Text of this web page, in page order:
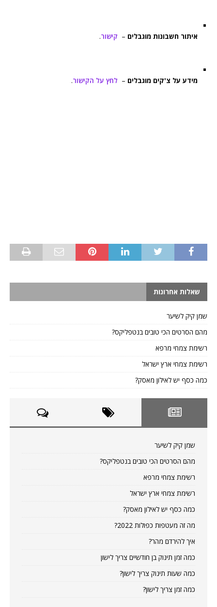
איתור חשבונות מוגבלים – קישור.
מידע על צ'קים מוגבלים – לחץ על הקישור.
שאלות אחרונות
שמן קיק לשיער
מהם הסרטים הכי טובים בנטפליקס?
רשימת צמחי מרפא
רשימת צמחי ארץ ישראל
כמה כסף יש לאילון מאסק?
שמן קיק לשיער
מהם הסרטים הכי טובים בנטפליקס?
רשימת צמחי מרפא
רשימת צמחי ארץ ישראל
כמה כסף יש לאילון מאסק?
מה זה מעטפות כפולות 2022?
איך להירדם מהר?
כמה זמן תינוק בן חודשיים צריך לישון
כמה שעות תינוק צריך לישון?
כמה זמן צריך לישון?